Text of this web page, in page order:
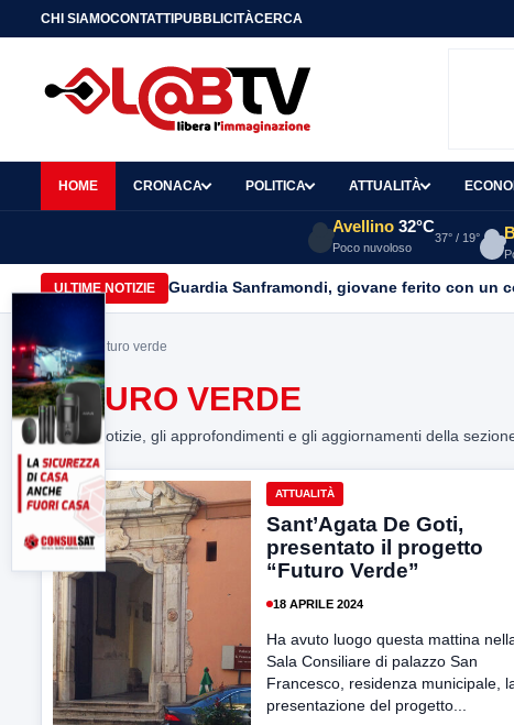
CHI SIAMOCONTATTIPUBBLICITÀCERCA
HOME CRONACA POLITICA ATTUALITÀ
Avellino 32°C
Poco nuvoloso
37° / 19°
ULTIME NOTIZIE Guardia Sanframondi, giovane ferito con
Home> Futuro verde
FUTURO VERDE
Tutte le notizie, gli approfondimenti e gli aggiornamenti della
ATTUALITÀ
Sant’Agata De Goti,
presentato il progetto
“Futuro Verde”
18 APRILE 2024
Ha avuto luogo questa mattina
Sala Consiliare di palazzo San
Francesco, residenza municipale,
presentazione del progetto...